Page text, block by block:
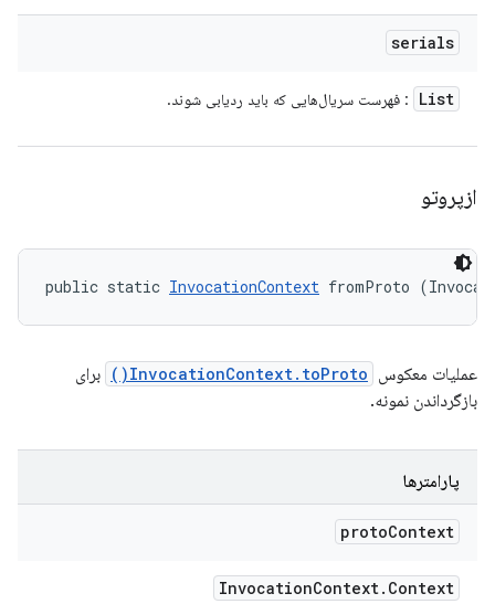
serials
List : فهرست سریال‌هایی که باید ردیابی شوند.
ازپروتو
public static InvocationContext fromProto
عملیات معکوس InvocationContext.toProto()
برای
بازگرداندن نمونه.
پارامترها
protoContext
InvocationContext. Context